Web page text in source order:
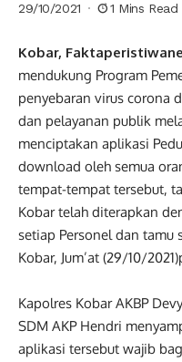
29/10/2021 1 Mins Read
Kobar,
mendukung Program
penyebaran virus corona
dan pelayanan publik
menciptakan aplikasi
download oleh semua
tempat-tempat tersebut,
Kobar telah diterapkan
setiap Personel dan tamu
Kobar, Jum’at (29/10/
Kapolres Kobar AKBP
SDM AKP Hendri
aplikasi tersebut wajib